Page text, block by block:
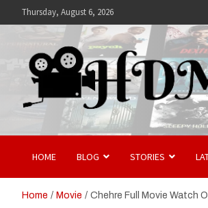
Thursday, August 6, 2026
Hdmovies
HOME BLOG STORIES
Home Movie Chehre Full Movie Watch